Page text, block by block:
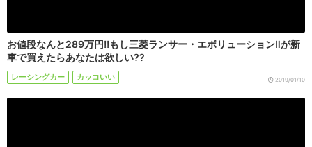
お値段なんと289万円!!もし三菱ランサー・エボリューションⅡが新
車で買えたらあなたは欲しい??
レーシングカー カッコいい 2019/01/10